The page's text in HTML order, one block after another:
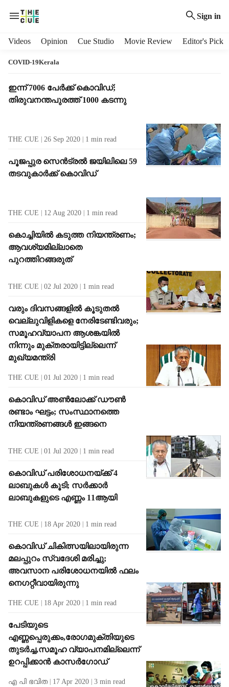
Sign in
Videos Opinion Cue Studio Movie Review Editor's Pick
COVID-19Kerala
T
a
s
l
t
ഇന്ന് 7006 പേര്‍ക്ക് കൊവിഡ്;
തിരുവനന്തപുരത്ത് 1000 കടന്നു
THE CUE 26 Sep 2020 1 min read
പൂജപ്പുര സെന്‍ട്രല്‍ ജയിലിലെ 59
തടവുകാര്‍ക്ക് കൊവിഡ്
THE CUE 12 Aug 2020 1 min read
കൊച്ചിയില്‍ കടുത്ത നിയന്ത്രണം;
ആവശ്യമില്ലാതെ
പുറത്തിറങ്ങരുത്
THE CUE 02 Jul 2020 1 min read
വരും ദിവസങ്ങളില്‍ കൂടുതല്‍
വെല്ലുവിളികളെ നേരിടേണ്ടിവരും;
സമൂഹവ്യാപന ആശങ്കയില്‍
നിന്നും മുക്തരായിട്ടില്ലെന്ന്
മുഖ്യമന്ത്രി
THE CUE 01 Jul 2020 1 min read
കൊവിഡ് അണ്‍ലോക്ക് ഡൗണ്‍
രണ്ടാം ഘട്ടം; സംസ്ഥാനത്തെ
നിയന്ത്രണങ്ങള്‍ ഇങ്ങനെ
THE CUE 01 Jul 2020 1 min read
കൊവിഡ് പരിശോധനയ്ക്ക് 4
ലാബുകള്‍ കൂടി; സര്‍ക്കാര്‍
ലാബുകളുടെ എണ്ണം 11ആയി
THE CUE 18 Apr 2020 1 min read
കൊവിഡ് ചികിത്സയിലായിരുന്ന
മലപ്പുറം സ്വദേശി മരിച്ചു;
അവസാന പരിശോധനയില്‍ ഫലം
നെഗറ്റീവായിരുന്നു
THE CUE 18 Apr 2020 1 min read
പേടിയുടെ
എണ്ണപ്പെരുക്കം,രോഗമുക്തിയുടെ
തുടര്‍ച്ച,സമൂഹ വ്യാപനമില്ലെന്ന്
ഉറപ്പിക്കാന്‍ കാസര്‍ഗോഡ്
എ പി ഭവിത 17 Apr 2020 3 min read